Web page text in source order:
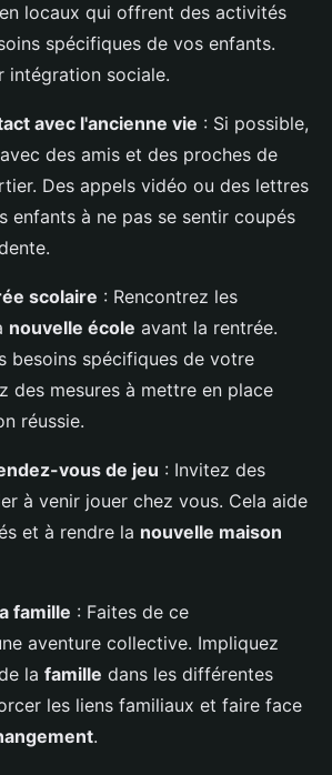
locaux qui offrent des activités
spécifiques de vos enfants.
intégration sociale.
avec l'ancienne vie : Si possible,
des amis et des proches de
Des appels vidéo ou des lettres
enfants à ne pas se sentir coupés
scolaire : Rencontrez les
nouvelle école avant la rentrée.
besoins spécifiques de votre
des mesures à mettre en place
réussie.
vous de jeu : Invitez des
à venir jouer chez vous. Cela aide
et à rendre la nouvelle maison
famille : Faites de ce
aventure collective. Impliquez
la famille dans les différentes
les liens familiaux et faire face
.